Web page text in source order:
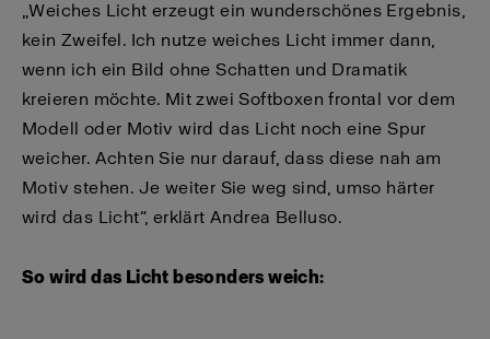
„Weiches Licht erzeugt ein wunderschönes Ergebnis,
kein Zweifel. Ich nutze weiches Licht immer dann,
wenn ich ein Bild ohne Schatten und Dramatik
kreieren möchte. Mit zwei Softboxen frontal vor dem
Modell oder Motiv wird das Licht noch eine Spur
weicher. Achten Sie nur darauf, dass diese nah am
Motiv stehen. Je weiter Sie weg sind, umso härter
wird das Licht“, erklärt Andrea Belluso.
So wird das Licht besonders weich: